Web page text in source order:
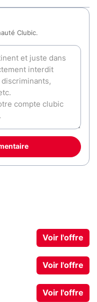
Clubic.
Voir l'offre
Voir l'offre
Voir l'offre